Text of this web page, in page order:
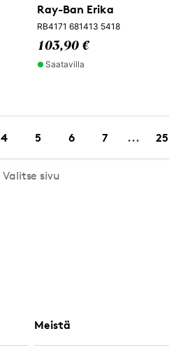
Ray-Ban Erika
RB4171 681413 5418
103,90 €
Saatavilla
4 5 6 7 ... 25
Valitse sivu
Meistä